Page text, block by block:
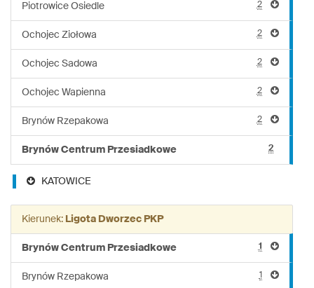
Piotrowice Osiedle 2
Ochojec Ziołowa 2
Ochojec Sadowa 2
Ochojec Wapienna 2
Brynów Rzepakowa 2
Brynów Centrum Przesiadkowe 2
KATOWICE
Kierunek: Ligota Dworzec PKP
Brynów Centrum Przesiadkowe 1
Brynów Rzepakowa 1